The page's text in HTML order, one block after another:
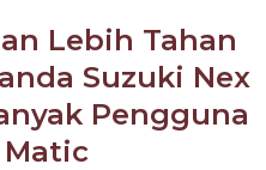
Lebih Tahan
Suzuki Nex
Pengguna